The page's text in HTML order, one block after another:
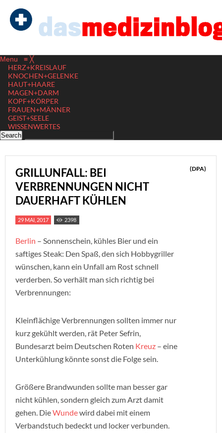
Menu ≡ ╳
HERZ+KREISLAUF
KNOCHEN+GELENKE
HAUT+HAARE
MAGEN+DARM
KOPF+KÖRPER
FRAUEN+MÄNNER
GEIST+SEELE
WISSENWERTES
GRILLUNFALL: BEI
VERBRENNUNGEN NICHT
DAUERHAFT KÜHLEN
(DPA)
29 MAI, 2017 2398
Berlin – Sonnenschein, kühles Bier und ein
saftiges Steak: Den Spaß, den sich Hobbygriller
wünschen, kann ein Unfall am Rost schnell
verderben. So verhält man sich richtig bei
Verbrennungen:
Kleinflächige Verbrennungen sollten immer nur
kurz gekühlt werden, rät Peter Sefrin,
Bundesarzt beim Deutschen Roten Kreuz – eine
Unterkühlung könnte sonst die Folge sein.
Größere Brandwunden sollte man besser gar
nicht kühlen, sondern gleich zum Arzt damit
gehen. DieWundewird dabei mit einem
Verbandstuch bedeckt und locker verbunden.